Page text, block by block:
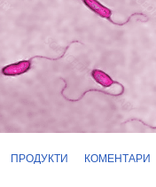
ПРОДУКТИ КОМЕНТАРИ